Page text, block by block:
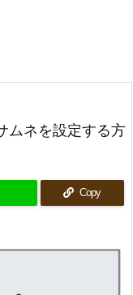
ムネを設定する方
Copy